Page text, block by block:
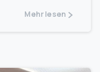
Mehr lesen